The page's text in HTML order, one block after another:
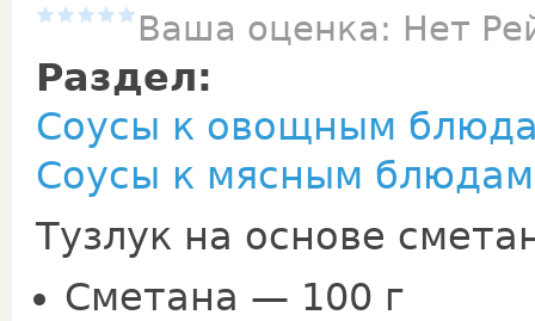
Ваша оценка: Нет
Раздел:
Соусы к овощным
Соусы к мясным блюдам
Тузлук на основе
Сметана — 100 г